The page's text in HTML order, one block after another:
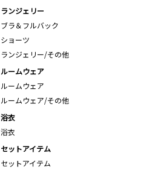
ランジェリー
ブラ＆フルバック
ショーツ
ランジェリー/その他
ルームウェア
ルームウェア
ルームウェア/その他
浴衣
浴衣
セットアイテム
セットアイテム